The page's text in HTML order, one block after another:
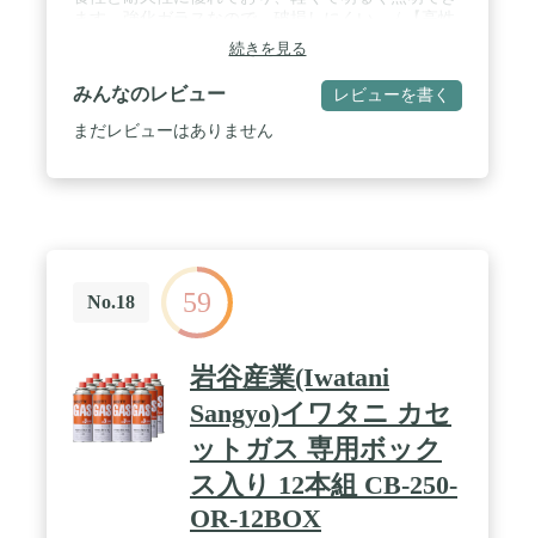
能】耐熱性と耐風性により、開口部を簡単に点灯さ
せることができます。燃料消費量はわずか約6g/時間
です、省エネルギーで経済的です。 / 【調節可能な
デザイン】回すだけで、簡単に炎の強さと明るさを
調節できます。ブタンガスは非常に強力で安定して
接続が締められているかどうか、および空気漏れが
ないかどうかを確認してください。 空気漏れがある
場合は、使用を禁止し、販売者に連絡して返品また
は交換してください。
続きを見る
みんなのレビュー レビューを書く
まだレビューはありません
No.18 59
岩谷産業(Iwatani
Sangyo)イワタニ カセ
ットガス 専用ボック
ス入り 12本組 CB-250-
OR-12BOX